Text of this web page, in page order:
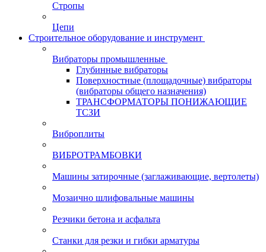
Стропы
Цепи
Строительное оборудование и инструмент
Вибраторы промышленные
Глубинные вибраторы
Поверхностные (площадочные) вибраторы
(вибраторы общего назначения)
ТРАНСФОРМАТОРЫ ПОНИЖАЮЩИЕ
ТСЗИ
Виброплиты
ВИБРОТРАМБОВКИ
Машины затирочные (заглаживающие, вертолеты)
Мозаично шлифовальные машины
Резчики бетона и асфальта
Станки для резки и гибки арматуры